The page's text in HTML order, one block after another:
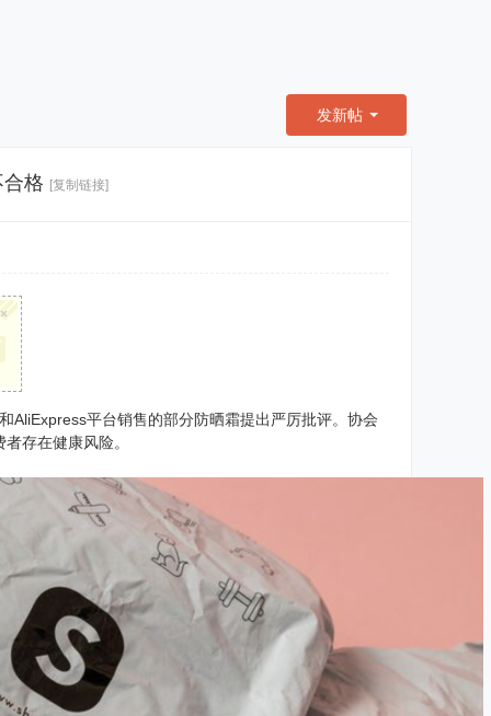
发新帖
格 [复制链接]
×
AliExpress平台销售的部分防晒霜提出严厉批评。协会
存在健康风险。